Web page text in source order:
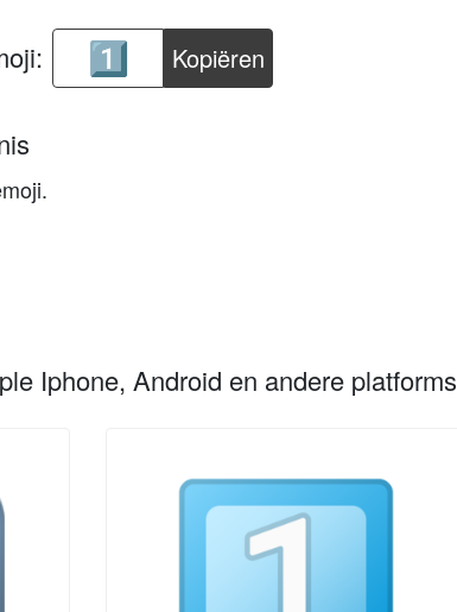
Kopiëren
Iphone, Android en andere platforms